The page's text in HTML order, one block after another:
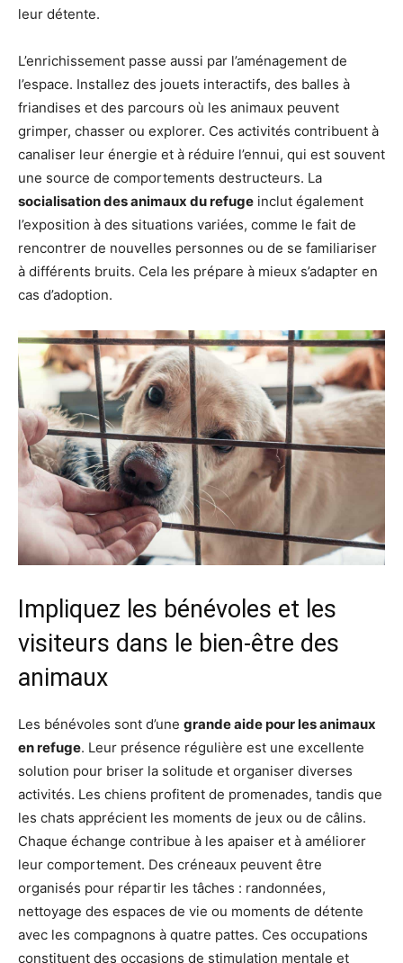
leur détente.
L’enrichissement passe aussi par l’aménagement de
l’espace. Installez des jouets interactifs, des balles à
friandises et des parcours où les animaux peuvent
grimper, chasser ou explorer. Ces activités contribuent à
canaliser leur énergie et à réduire l’ennui, qui est souvent
une source de comportements destructeurs. La
socialisation des animaux du refuge inclut également
l’exposition à des situations variées, comme le fait de
rencontrer de nouvelles personnes ou de se familiariser
à différents bruits. Cela les prépare à mieux s’adapter en
cas d’adoption.
Impliquez les bénévoles et les
visiteurs dans le bien-être des
animaux
Les bénévoles sont d’une grande aide pour les animaux
en refuge. Leur présence régulière est une excellente
solution pour briser la solitude et organiser diverses
activités. Les chiens profitent de promenades, tandis que
les chats apprécient les moments de jeux ou de câlins.
Chaque échange contribue à les apaiser et à améliorer
leur comportement. Des créneaux peuvent être
organisés pour répartir les tâches : randonnées,
nettoyage des espaces de vie ou moments de détente
avec les compagnons à quatre pattes. Ces occupations
constituent des occasions de stimulation mentale et